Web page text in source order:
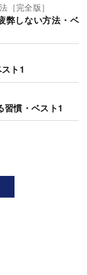
完全版］
弊しない方法・ベ
ト1
習慣・ベスト1